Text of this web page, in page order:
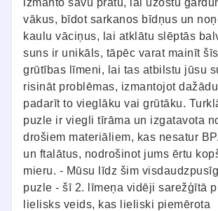
izmanto savu prātu, lai uzostu
vākus, bīdot sarkanos bīdņus un
kaulu vāciņus, lai atklātu slēptās
suns ir unikāls, tāpēc varat mainīt
grūtības līmeni, lai tas atbilstu jūsu
risināt problēmas, izmantojot
padarīt to vieglāku vai grūtāku.
puzle ir viegli tīrāma un izgatavota
drošiem materiāliem, kas nesatur
un ftalātus, nodrošinot jums ērtu
mieru. - Mūsu līdz šim
puzle - šī 2. līmeņa vidēji sarežģītā
lielisks veids, kas lieliski piemērota